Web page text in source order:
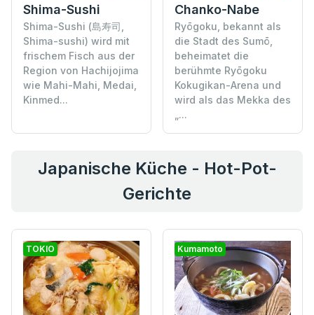
Shima-Sushi
Shima-Sushi (島寿司,
Shima-sushi) wird mit
frischem Fisch aus der
Region von Hachijojima
wie Mahi-Mahi, Medai,
Kinmed...
Chanko-Nabe
Ryōgoku, bekannt als
die Stadt des Sumō,
beheimatet die
berühmte Ryōgoku
Kokugikan-Arena und
wird als das Mekka des
„...
Japanische Küche - Hot-Pot-
Gerichte
TOKIO Kumamoto